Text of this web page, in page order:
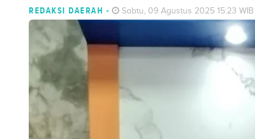
REDAKSI DAERAH - Sabtu, 09 Agustus 2025 15:23 WIB